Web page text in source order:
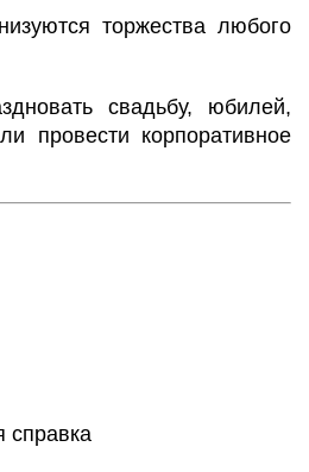
торжества любого
свадьбу, юбилей,
провести корпоративное
справка